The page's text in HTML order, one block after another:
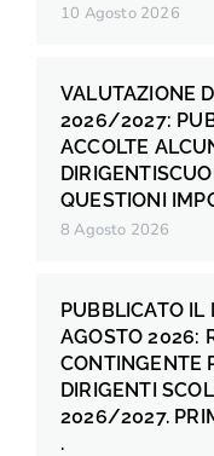
10 Agosto 2026
VALUTAZIONE
2026/2027:
ACCOLTE
QUESTIONI
8 Agosto 2026
PUBBLICATO IL
AGOSTO 2026:
CONTINGENTE
DIRIGENTI
2026/2027.
.